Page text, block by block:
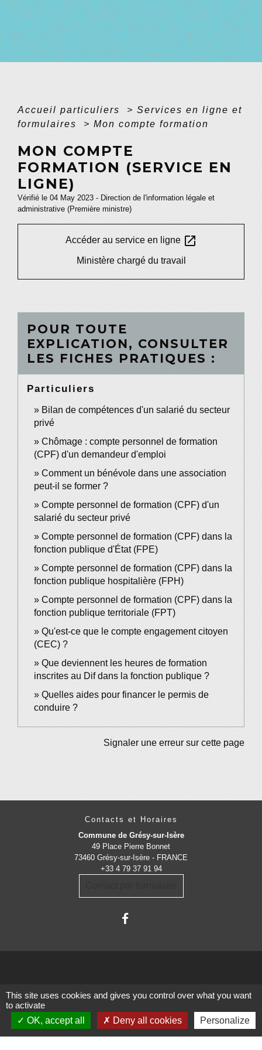
Accueil particuliers > Services en ligne et
formulaires
> Mon compte formation
MON COMPTE
FORMATION (SERVICE EN
LIGNE)
Vérifié le 04 May 2023 - Direction de l'information légale et
administrative (Première ministre)
Accéder au service en ligne open_in_new
Ministère chargé du travail
POUR TOUTE
EXPLICATION, CONSULTER
LES FICHES PRATIQUES :
Particuliers
Bilan de compétences d'un salarié du secteur
privé
Chômage : compte personnel de formation
(CPF) d'un demandeur d'emploi
Comment un bénévole dans une association
peut-il se former ?
Compte personnel de formation (CPF) d'un
salarié du secteur privé
Compte personnel de formation (CPF) dans la
fonction publique d'État (FPE)
Compte personnel de formation (CPF) dans la
fonction publique hospitalière (FPH)
Compte personnel de formation (CPF) dans la
fonction publique territoriale (FPT)
Qu'est-ce que le compte engagement citoyen
(CEC) ?
Que deviennent les heures de formation
inscrites au Dif dans la fonction publique ?
Quelles aides pour financer le permis de
conduire ?
Signaler une erreur sur cette page
Contacts et Horaires
Commune de Grésy-sur-Isère
49 Place Pierre Bonnet
73460 Grésy-sur-Isère - FRANCE
+33 4 79 37 91 94
Administrations
partenaires
This site uses cookies and gives you control over what you want
to activate
OK, accept all
Deny all cookies Personalize